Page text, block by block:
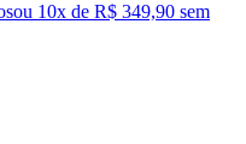
ou 10x de R$ 349,90 sem